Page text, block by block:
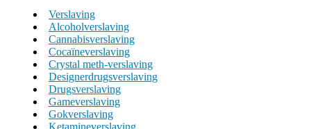
Verslaving
Alcoholverslaving
Cannabisverslaving
Cocaïneverslaving
Crystal meth-verslaving
Designerdrugsverslaving
Drugsverslaving
Gameverslaving
Gokverslaving
Ketamineverslaving